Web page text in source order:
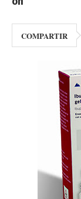
COMPARTIR